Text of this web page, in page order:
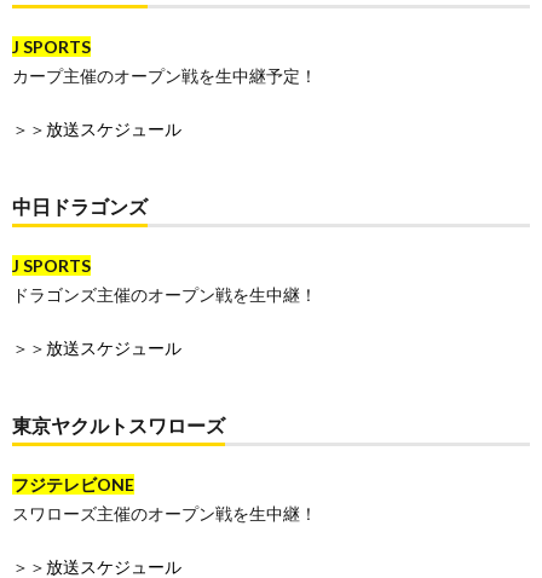
J SPORTS
カープ主催のオープン戦を生中継予定！
＞＞放送スケジュール
中日ドラゴンズ
J SPORTS
ドラゴンズ主催のオープン戦を生中継！
＞＞放送スケジュール
東京ヤクルトスワローズ
フジテレビONE
スワローズ主催のオープン戦を生中継！
＞＞放送スケジュール